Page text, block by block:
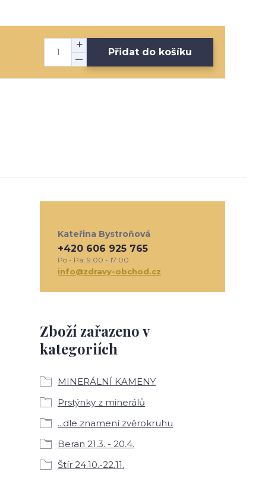
Přidat do košíku
Zboží zařazeno v
kategoriích
MINERÁLNÍ KAMENY
Prstýnky z minerálů
...dle znamení zvěrokruhu
Beran 21.3. - 20.4.
Štír 24.10.-22.11.
Kateřina Bystroňová
+420 606 925 765
Po - Pá: 9:00 - 17:00
info@zdravy-obchod.cz